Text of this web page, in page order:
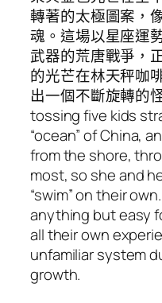
轉著的太極圖案，
魂。這場以星座運
武器的荒唐戰爭，
的光芒在林天秤咖
出一個不斷旋轉的
tossing five kids
“ocean” of China,
from the shore,
most, so she and
“swim” on their
anything but easy
all their own
unfamiliar system
growth.